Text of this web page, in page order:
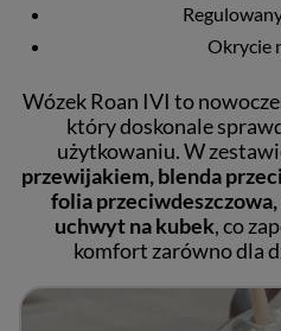
Okrycie
Wózek Roan IVI to
który doskonale
użytkowaniu. W
przewijakiem, blenda
folia przeciwdeszczowa,
uchwyt na kubek, co
komfort zarówno dla